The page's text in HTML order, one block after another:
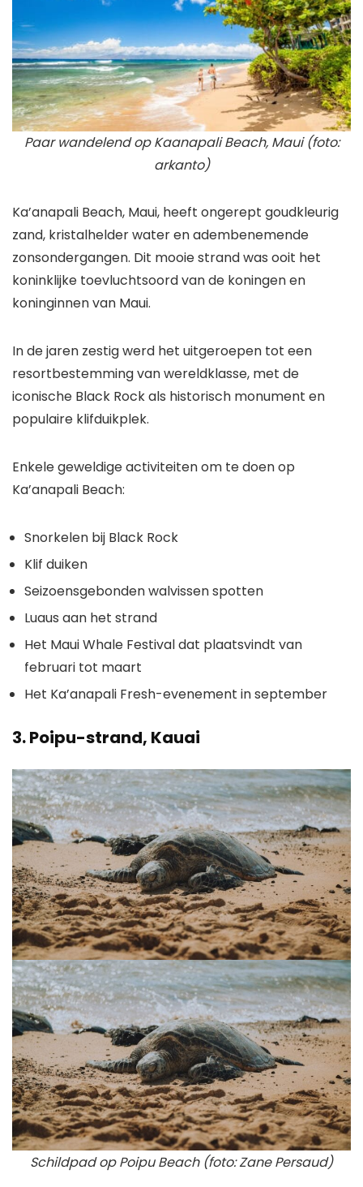
Paar wandelend op Kaanapali Beach, Maui (foto:
arkanto)
Ka’anapali Beach, Maui, heeft ongerept goudkleurig
zand, kristalhelder water en adembenemende
zonsondergangen. Dit mooie strand was ooit het
koninklijke toevluchtsoord van de koningen en
koninginnen van Maui.
In de jaren zestig werd het uitgeroepen tot een
resortbestemming van wereldklasse, met de
iconische Black Rock als historisch monument en
populaire klifduikplek.
Enkele geweldige activiteiten om te doen op
Ka’anapali Beach:
Snorkelen bij Black Rock
Klif duiken
Seizoensgebonden walvissen spotten
Luaus aan het strand
Het Maui Whale Festival dat plaatsvindt van
februari tot maart
Het Ka’anapali Fresh-evenement in september
3.Poipu-strand, Kauai
Schildpad op Poipu Beach (foto: Zane Persaud)